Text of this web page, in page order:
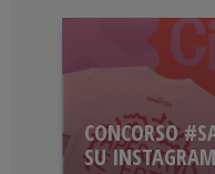
CONCORSO
SU